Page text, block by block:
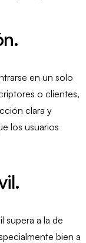
en un solo
o clientes,
clara y
los usuarios
supera a la de
bien a